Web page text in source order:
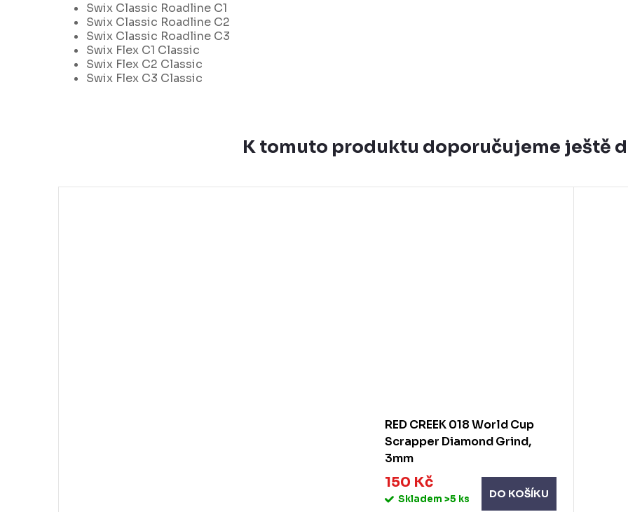
Swix Classic Roadline C1
Swix Classic Roadline C2
Swix Classic Roadline C3
Swix Flex C1 Classic
Swix Flex C2 Classic
Swix Flex C3 Classic
K tomuto produktu doporučujeme ještě
RED CREEK 018 World Cup
Scrapper Diamond Grind,
3mm
150 Kč
Skladem >5 ks DO KOŠÍKU